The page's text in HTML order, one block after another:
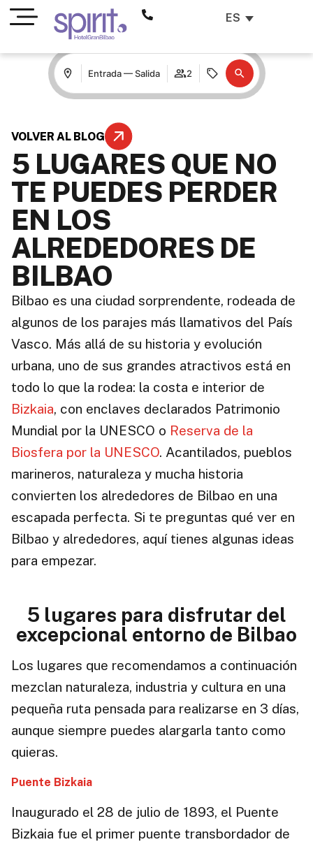
ES
Entrada — Salida 2
VOLVER AL BLOG
5 LUGARES QUE NO
TE PUEDES PERDER
EN LOS
ALREDEDORES DE
BILBAO
Bilbao es una ciudad sorprendente, rodeada de
algunos de los parajes más llamativos del País
Vasco. Más allá de su historia y evolución
urbana, uno de sus grandes atractivos está en
todo lo que la rodea: la costa e interior de
Bizkaia, con enclaves declarados Patrimonio
Mundial por la UNESCO o Reserva de la
Biosfera por la UNESCO. Acantilados, pueblos
marineros, naturaleza y mucha historia
convierten los alrededores de Bilbao en una
escapada perfecta. Si te preguntas qué ver en
Bilbao y alrededores, aquí tienes algunas ideas
para empezar.
5 lugares para disfrutar del
excepcional entorno de Bilbao
Los lugares que recomendamos a continuación
mezclan naturaleza, industria y cultura en una
pequeña ruta pensada para realizarse en 3 días,
aunque siempre puedes alargarla tanto como
quieras.
Puente Bizkaia
Inaugurado el 28 de julio de 1893, el Puente
Bizkaia fue el primer puente transbordador de